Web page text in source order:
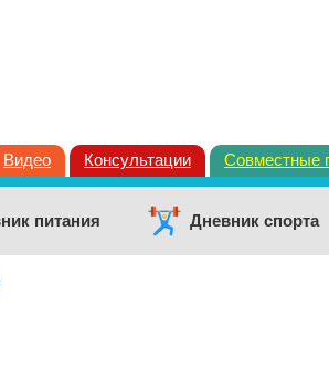
Видео Консультации Совместные
питания Дневник спорта